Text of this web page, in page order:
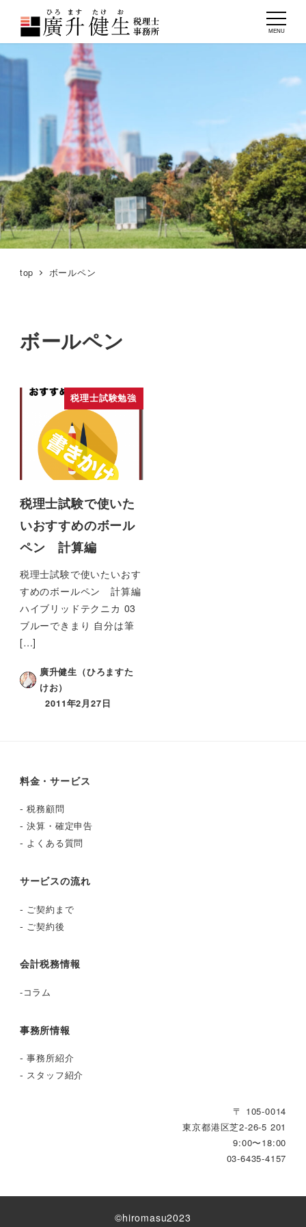
MENU
top ボールペン
ボールペン
税理士試験勉強
税理士試験で使いた
いおすすめのボール
ペン 計算編
税理士試験で使いたいおす
すめのボールペン 計算編
ハイブリッドテクニカ 03
ブルーできまり 自分は筆
[…]
廣升健生（ひろますた
けお）
2011年2月27日
料金・サービス
-税務顧問
-決算・確定申告
- よくある質問
サービスの流れ
- ご契約まで
- ご契約後
会計税務情報
-コラム
事務所情報
-事務所紹介
- スタッフ紹介
〒 105-0014
東京都港区芝2‐26‐5 201
9:00〜18:00
03-6435-4157
©︎hiromasu2023